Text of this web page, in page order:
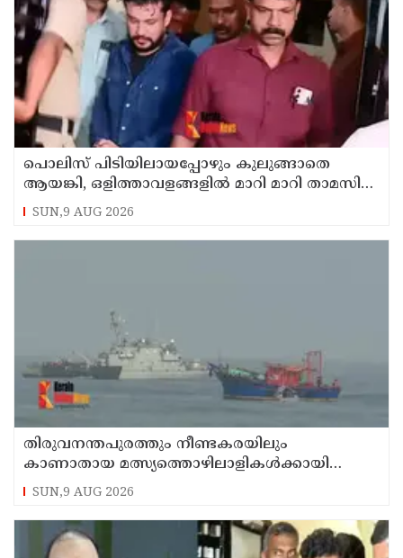
പൊലിസ് പിടിയിലായപ്പോഴും കുലുങ്ങാതെ
ആയങ്കി, ഒളിത്താവളങ്ങളില്‍ മാറി മാറി താമസിച്ച്
കണ്ണൂരിലെ ക്വട്ടേഷന്‍ നേതാവ്
SUN,9 AUG 2026
തിരുവനന്തപുരത്തും നീണ്ടകരയിലും
കാണാതായ മത്സ്യത്തൊഴിലാളികള്‍ക്കായി
തിരച്ചില്‍ പത്താം ദിവസത്തിലേക്ക്
SUN,9 AUG 2026